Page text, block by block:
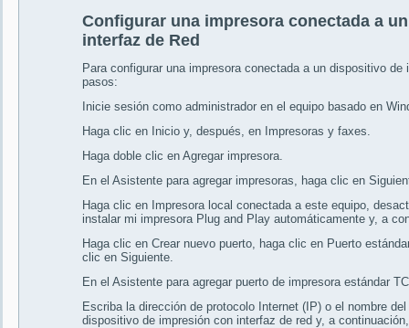
Configurar una impresora conectada a
interfaz de Red
Para configurar una impresora conectada a un dispositivo
pasos:
Inicie sesión como administrador en el equipo basado en
Haga clic en Inicio y, después, en Impresoras y faxes.
Haga doble clic en Agregar impresora.
En el Asistente para agregar impresoras, haga clic en
Haga clic en Impresora local conectada a este equipo,
instalar mi impresora Plug and Play automáticamente y, a
Haga clic en Crear nuevo puerto, haga clic en Puerto
clic en Siguiente.
En el Asistente para agregar puerto de impresora estándar
Escriba la dirección de protocolo Internet (IP) o el nombre
dispositivo de impresión con interfaz de red y, a